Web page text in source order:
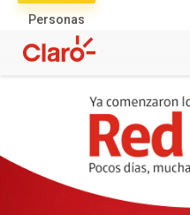
Personas
productos